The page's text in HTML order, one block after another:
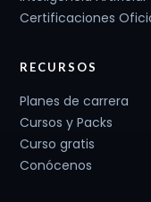
Certificaciones
RECURSOS
Planes de carrera
Cursos y Packs
Curso gratis
Conócenos